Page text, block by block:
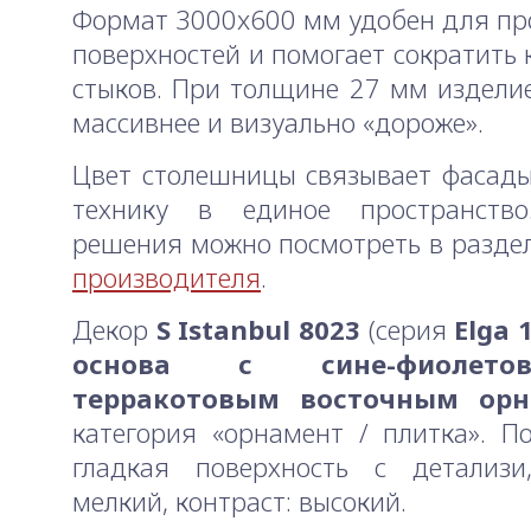
Формат 3000x600 мм удобен для
поверхностей и помогает сократить
стыков. При толщине 27 мм
массивнее и визуально «дороже».
Цвет столешницы связывает
технику в единое
решения можно посмотреть в
производителя.
Декор S Istanbul 8023 (серия Elga
основа с сине-
терракотовым восточным
категория «орнамент / плитка».
гладкая поверхность с
мелкий, контраст: высокий.